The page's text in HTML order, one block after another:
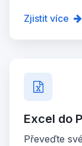
Zjistit více
Excel do
Převeďte